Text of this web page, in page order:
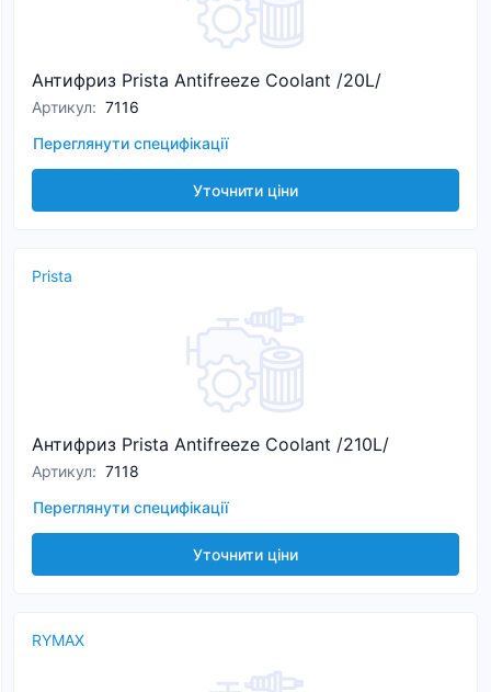
Антифриз Prista Antifreeze Coolant /20L/
Артикул: 7116
Переглянути специфікації
Уточнити ціни
Prista
Антифриз Prista Antifreeze Coolant /210L/
Артикул: 7118
Переглянути специфікації
Уточнити ціни
RYMAX